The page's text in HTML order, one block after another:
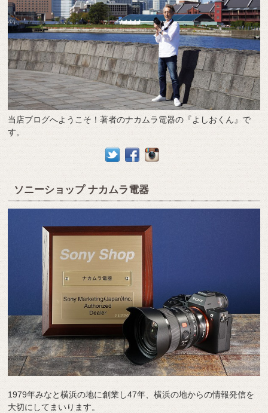
当店ブログへようこそ！著者のナカムラ電器の『よしおくん』で
す。
ソニーショップ ナカムラ電器
1979年みなと横浜の地に創業し47年、横浜の地からの情報発信を
大切にしてまいります。